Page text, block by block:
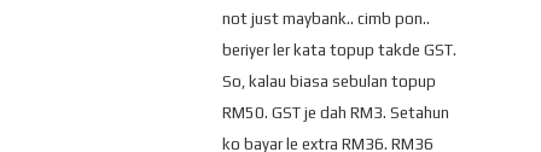
not just maybank.. cimb pon..
beriyer ler kata topup takde GST.
So, kalau biasa sebulan topup
RM50. GST je dah RM3. Setahun
ko bayar le extra RM36. RM36